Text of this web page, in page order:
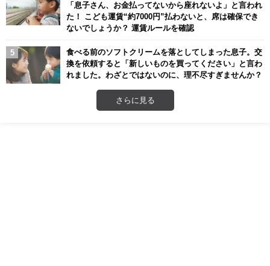
「息子さん、お金払ってないから座れないよ」と言われ
た！ こども運賃“約7000円”払わないと、席は確保でき
ないでしょうか？ 運賃ルールを確認
食べる前のソフトクリームを落としてしまった息子。交
換を依頼すると「新しいものを買ってください」と言わ
れました。わざとではないのに、理不尽すぎませんか？
さらに見る